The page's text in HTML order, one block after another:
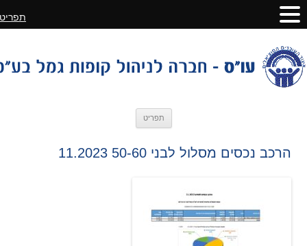
תפריט
הרכב נכסים מסלול לבני 50-60 11.2023
תפריט